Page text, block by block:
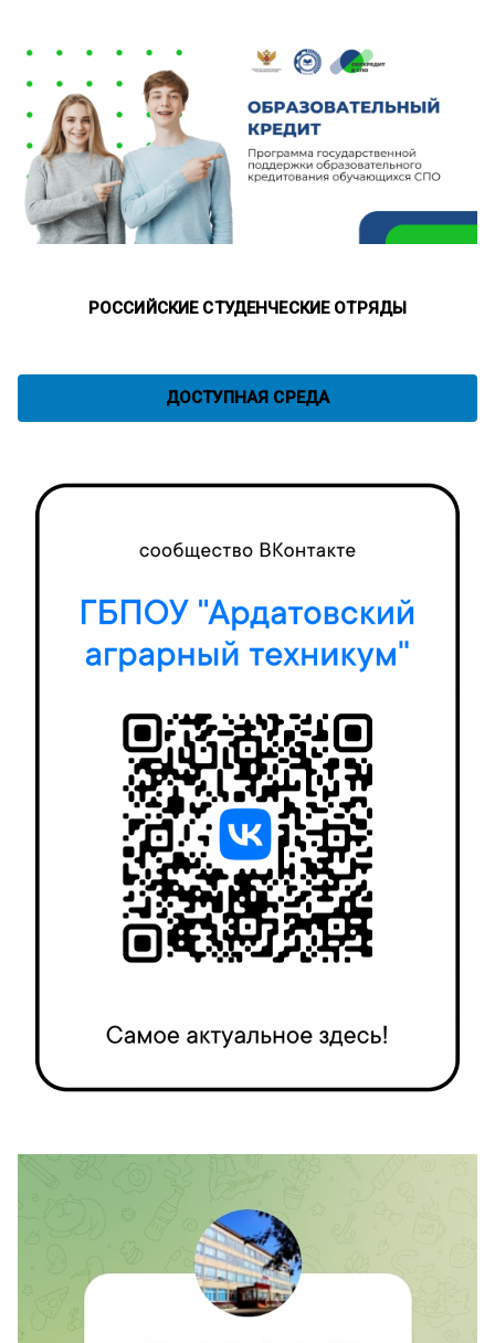
РОССИЙСКИЕ СТУДЕНЧЕСКИЕ ОТРЯДЫ
ДОСТУПНАЯ СРЕДА